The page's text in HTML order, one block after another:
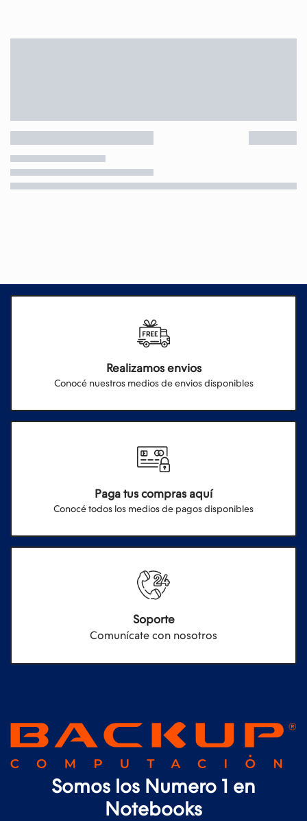
Realizamos envios
Conocé nuestros medios de envios disponibles
Paga tus compras aquí
Conocé todos los medios de pagos disponibles
Soporte
Comunícate con nosotros
Somos los Numero 1 en
Notebooks